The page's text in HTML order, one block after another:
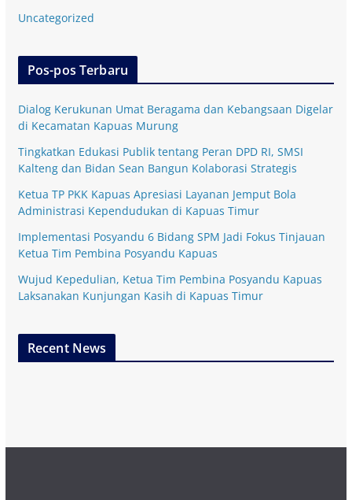
Uncategorized
Pos-pos Terbaru
Dialog Kerukunan Umat Beragama dan Kebangsaan Digelar
di Kecamatan Kapuas Murung
Tingkatkan Edukasi Publik tentang Peran DPD RI, SMSI
Kalteng dan Bidan Sean Bangun Kolaborasi Strategis
Ketua TP PKK Kapuas Apresiasi Layanan Jemput Bola
Administrasi Kependudukan di Kapuas Timur
Implementasi Posyandu 6 Bidang SPM Jadi Fokus Tinjauan
Ketua Tim Pembina Posyandu Kapuas
Wujud Kepedulian, Ketua Tim Pembina Posyandu Kapuas
Laksanakan Kunjungan Kasih di Kapuas Timur
Recent News